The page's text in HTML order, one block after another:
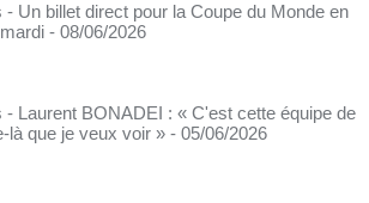
- Un billet direct pour la Coupe du Monde en
- 08/06/2026
- Laurent BONADEI : « C'est cette équipe de
là que je veux voir » - 05/06/2026